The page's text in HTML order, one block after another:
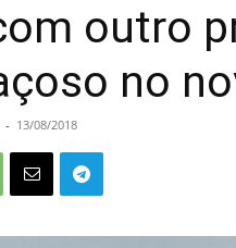
outro
no
- 13/08/2018